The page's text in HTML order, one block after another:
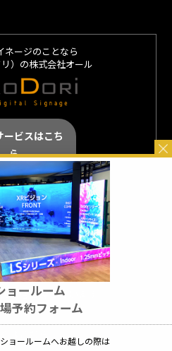
ネージのことなら
）の株式会社オール
ービスはこち
ら
売代理店募集中
賛同していただける
理店を探しています
ョールーム
予約フォーム
ョールームへお越しの際は